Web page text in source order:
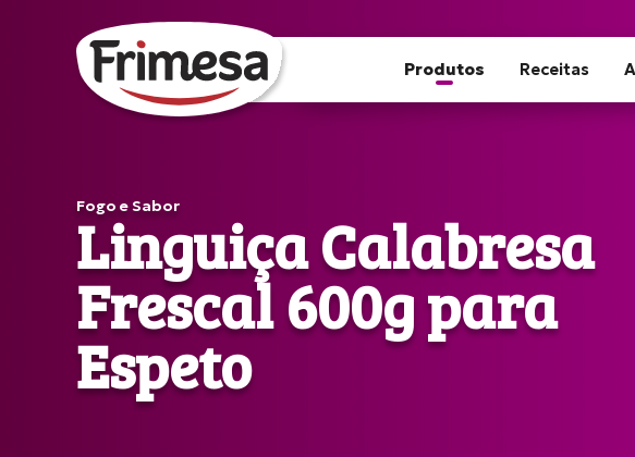
Produtos Receitas
Fogo e Sabor
Linguiça Calabresa
Frescal 600g para
Espeto